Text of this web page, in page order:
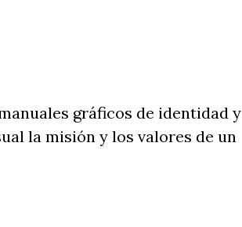
gráficos de identidad y
la misión y los valores de un